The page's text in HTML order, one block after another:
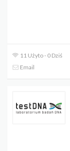
11 Użyto - 0 Dziś
Email